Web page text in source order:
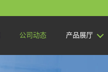
公司动态 产品展厅